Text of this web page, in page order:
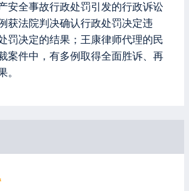
安全事故行政处罚引发的行政诉讼
获法院判决确认行政处罚决定违
罚决定的结果；王康律师代理的民
案件中，有多例取得全面胜诉、再
。